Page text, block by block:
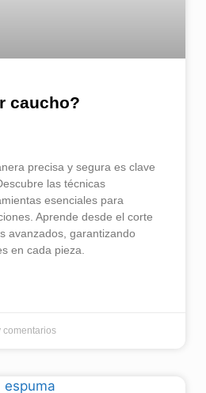
caucho​?
precisa y segura es clave
las técnicas
esenciales para
Aprende desde el corte
avanzados, garantizando
en cada pieza.
comentarios